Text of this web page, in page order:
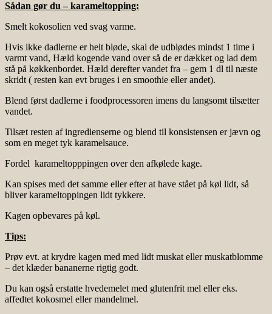
Sådan gør du – karameltopping:
Smelt kokosolien ved svag varme.
Hvis ikke dadlerne er helt bløde, skal de udblødes mindst 1 time i
varmt vand, Hæld kogende vand over så de er dækket og lad dem
stå på køkkenbordet. Hæld derefter vandet fra – gem 1 dl til næste
skridt ( resten kan evt bruges i en smoothie eller andet).
Blend først dadlerne i foodprocessoren imens du langsomt tilsætter
vandet.
Tilsæt resten af ingredienserne og blend til konsistensen er jævn og
som en meget tyk karamelsauce.
Fordel karameltopppingen over den afkølede kage.
Kan spises med det samme eller efter at have stået på køl lidt, så
bliver karameltoppingen lidt tykkere.
Kagen opbevares på køl.
Tips:
Prøv evt. at krydre kagen med med lidt muskat eller muskatblomme
– det klæder bananerne rigtig godt.
Du kan også erstatte hvedemelet med glutenfrit mel eller eks.
affedtet kokosmel eller mandelmel.